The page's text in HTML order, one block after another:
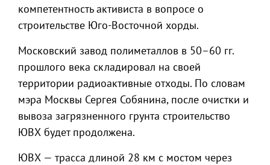
компетентность активиста в вопросе о
строительстве Юго-Восточной хорды.
Московский завод полиметаллов в 50–60 гг.
прошлого века складировал на своей
территории радиоактивные отходы. По словам
мэра Москвы Сергея Собянина, после очистки и
вывоза загрязненного грунта строительство
ЮВХ будет продолжена.
ЮВХ — трасса длиной 28 км с мостом через